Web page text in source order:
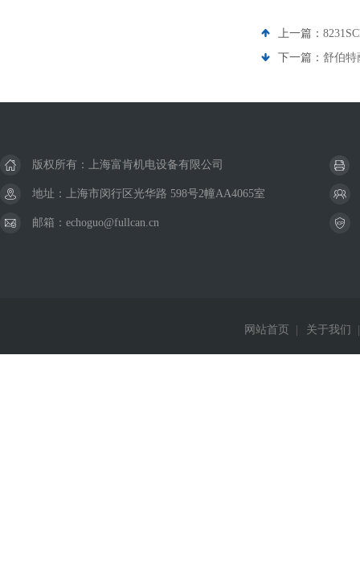
上一篇：
下一篇： 舒伯特
版权所有：上海富肯机电设备有限公司
地址：上海市闵行区光华路 598号2幢AA4065室
邮箱：echoguo@fullcan.cn
网站首页 关于我们